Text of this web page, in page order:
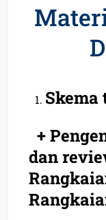
Skema
+
dan